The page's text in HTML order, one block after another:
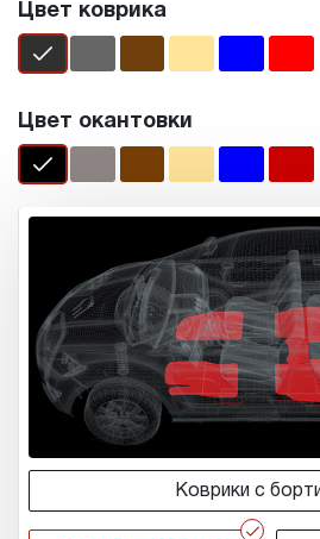
Цвет коврика
Цвет окантовки
Коврики с
r